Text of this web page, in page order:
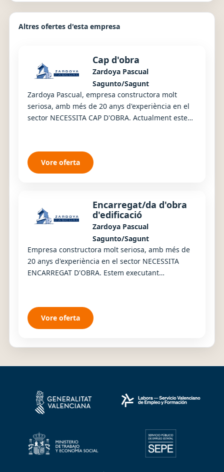
Altres ofertes d'esta empresa
Cap d'obra
Zardoya Pascual
Sagunto/Sagunt
Zardoya Pascual, empresa constructora molt
seriosa, amb més de 20 anys d'experiència en el
sector NECESSITA CAP D'OBRA. Actualment estem
Vore oferta
Encarregat/da d'obra
d'edificació
Zardoya Pascual
Sagunto/Sagunt
Empresa constructora molt seriosa, amb més de
20 anys d'experiència en el sector NECESSITA
ENCARREGAT D'OBRA. Estem executant
Vore oferta